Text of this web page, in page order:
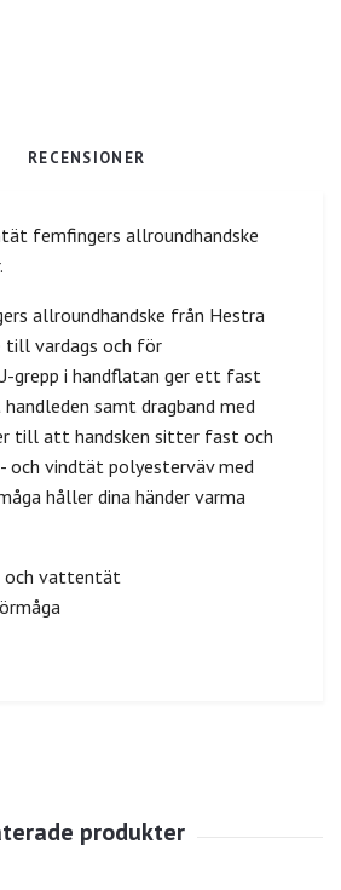
RECENSIONER
femfingers allroundhandske
allroundhandske från Hestra
till vardags och för
grepp i handflatan ger ett fast
handleden samt dragband med
till att handsken sitter fast och
och vindtät polyesterväv med
håller dina händer varma
och vattentät